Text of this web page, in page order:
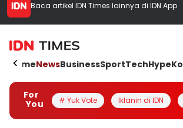
Baca artikel IDN Times lainnya di IDN App
HomeNewsBusinessSportTechHype
For
You
# Yuk Vote Iklanin di IDN